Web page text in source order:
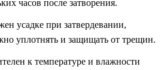
часов после затворения.
усадке при затвердевании,
уплотнять и защищать от трещин.
к температуре и влажности